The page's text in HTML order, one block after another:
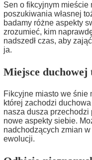
Sen o fikcyjnym mieście
poszukiwania własnej
badamy różne aspekty
zrozumieć, kim
nadszedł czas, aby
ja.
Miejsce
Fikcyjne miasto we śnie
której zachodzi
nasza dusza
nowe aspekty siebie.
nadchodzących zmian
ewolucji.